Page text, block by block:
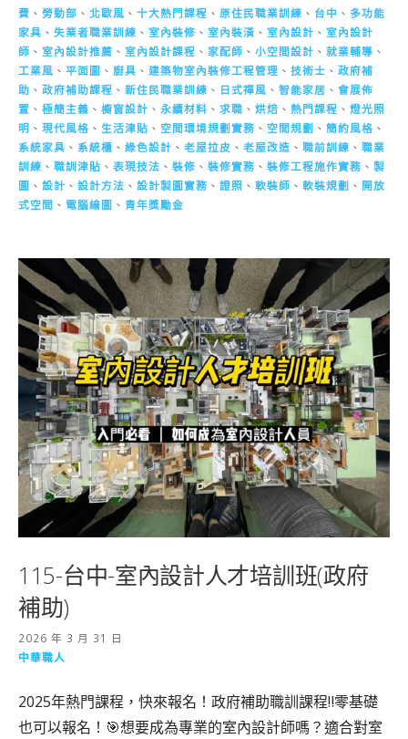
費 、 勞動部 、 北歐風 、 十大熱門課程 、 原住民職業訓練 、 台中 、 多功能
家具 、 失業者職業訓練 、 室內裝修 、 室內裝潢 、 室內設計 、 室內設計
師 、 室內設計推薦 、 室內設計課程 、 家配師 、 小空間設計 、 就業輔導 、
工業風 、 平面圖 、 廚具 、 建築物室內裝修工程管理 、 技術士 、 政府補
助 、 政府補助課程 、 新住民職業訓練 、 日式禪風 、 智能家居 、 會展佈
置 、 極簡主義 、 櫥窗設計 、 永續材料 、 求職 、 烘焙 、 熱門課程 、 燈光照
明 、 現代風格 、 生活津貼 、 空間環境規劃實務 、 空間規劃 、 簡約風格 、
系統家具 、 系統櫃 、 綠色設計 、 老屋拉皮 、 老屋改造 、 職前訓練 、 職業
訓練 、 職訓津貼 、 表現技法 、 裝修 、 裝修實務 、 裝修工程施作實務 、 製
圖 、 設計 、 設計方法 、 設計製圖實務 、 證照 、 軟裝師 、 軟裝規劃 、 開放
式空間 、 電腦繪圖 、 青年獎勵金
115-台中-室內設計人才培訓班(政府
補助)
2026 年 3 月 31 日
中華職人
2025年熱門課程，快來報名！政府補助職訓課程‼️零基礎
也可以報名！🎯想要成為專業的室內設計師嗎？適合對室